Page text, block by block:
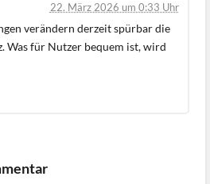
22. März 2026 um 0:33 Uhr
verändern derzeit spürbar die
Was für Nutzer bequem ist, wird